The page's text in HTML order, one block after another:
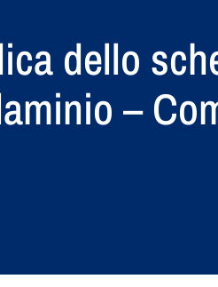
dello
–